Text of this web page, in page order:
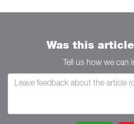
Was this
Tell us how we can